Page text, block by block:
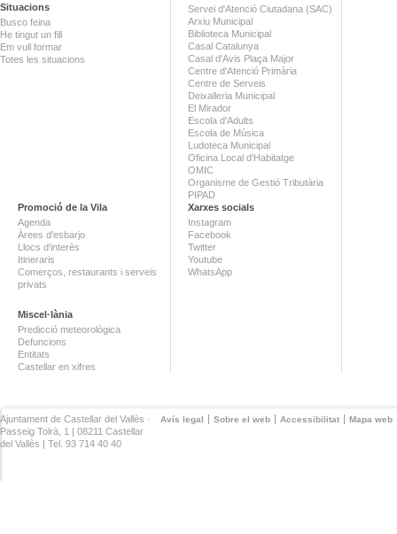
Situacions
Busco feina
He tingut un fill
Em vull formar
Totes les situacions
Servei d'Atenció Ciutadana (SAC)
Arxiu Municipal
Biblioteca Municipal
Casal Catalunya
Casal d'Avis Plaça Major
Centre d'Atenció Primària
Centre de Serveis
Deixalleria Municipal
El Mirador
Escola d'Adults
Escola de Música
Ludoteca Municipal
Oficina Local d'Habitatge
OMIC
Organisme de Gestió Tributària
PIPAD
Promoció de la Vila
Agenda
Àrees d'esbarjo
Llocs d'interès
Itineraris
Comerços, restaurants i serveis
privats
Miscel·lània
Predicció meteorològica
Defuncions
Entitats
Castellar en xifres
Xarxes socials
Instagram
Facebook
Twitter
Youtube
WhatsApp
Avís legal Sobre el web Accessibilitat Mapa web
Ajuntament de Castellar del Vallès ·
Passeig Tolrà, 1 | 08211 Castellar
del Vallès | Tel. 93 714 40 40